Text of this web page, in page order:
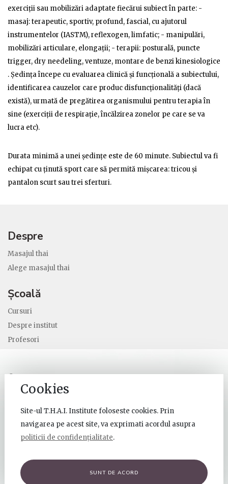
exerciții sau mobilizări adaptate fiecărui subiect în parte: -
masaj: terapeutic, sportiv, profund, fascial, cu ajutorul
instrumentelor (IASTM), reflexogen, limfatic; - manipulări,
mobilizări articulare, elongații; - terapii: posturală, puncte
trigger, dry needeling, ventuze, montare de benzi kinesiologice
. Ședința începe cu evaluarea clinică și funcțională a subiectului,
identificarea cauzelor care produc disfuncționalități (dacă
există), urmată de pregătirea organismului pentru terapia în
sine (exerciții de respirație, încălzirea zonelor pe care se va
lucra etc).
Durata minimă a unei ședințe este de 60 minute. Subiectul va fi
echipat cu ținută sport care să permită mișcarea: tricou și
pantalon scurt sau trei sferturi.
Despre
Masajul thai
Alege masajul thai
Școală
Cursuri
Despre institut
Profesori
Cookies
Site-ul T.H.A.I. Institute foloseste cookies. Prin
navigarea pe acest site, va exprimati acordul asupra
politicii de confidențialitate.
SUNT DE ACORD